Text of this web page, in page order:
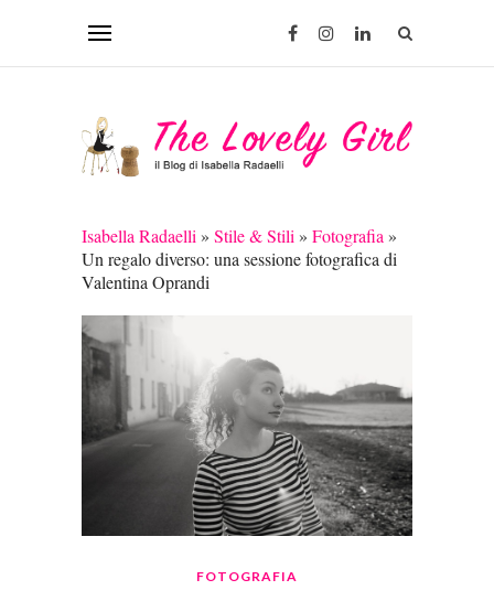
Isabella Radaelli » Stile & Stili » Fotografia »
Un regalo diverso: una sessione fotografica di
Valentina Oprandi
FOTOGRAFIA